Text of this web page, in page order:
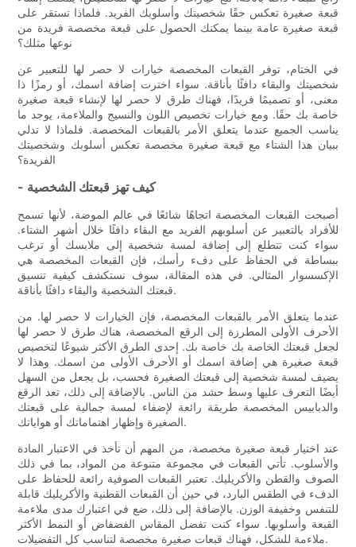
قبعة صغيرة تعكس حقًا شخصيتك وأسلوبك الفريد. فلماذا تستقر على
قبعة صغيرة عامة بينما يمكنك الحصول على قبعة مخصصة فريدة من
نوعها مثلك؟
في الختام، توفر القبعات المخصصة خيارات لا حصر لها للتعبير عن
شخصيتك والبقاء دافئًا بأناقة. سواء اخترت إضافة اسمك، أو رمزًا ذا
معنى، أو تصميمًا فريدًا، فهناك طرق لا حصر لها لإنشاء قبعة صغيرة
خاصة بك حقًا. ومع خيارات تخصيص اللون والنسيج والملاءمة، يوجد ما
يناسب الجميع عندما يتعلق الأمر بالقبعات المخصصة. فلماذا لا تدلي
ببيان هذا الشتاء مع قبعة صغيرة مخصصة تعكس أسلوبك وشخصيتك
الفريدة؟
- كيف تهز قبعتك الشخصية
أصبحت القبعات المخصصة اتجاهًا شائعًا في عالم الموضة، لأنها تسمح
للأفراد بالتعبير عن أسلوبهم الفريد مع البقاء دافئًا خلال أشهر الشتاء.
سواء كنت تتطلع إلى إضافة لمسة شخصية إلى ملابسك أو ترغب
ببساطة في الحفاظ على دفء رأسك، فإن القبعات المخصصة هي
الإكسسوار المثالي. في هذه المقالة، سوف نستكشف كيفية تنسيق
قبعتك الشخصية والبقاء دافئًا بأناقة.
عندما يتعلق الأمر بالقبعات المخصصة، فإن الخيارات لا حصر لها. من
الأحرف الأولى المطرزة إلى الرقع المخصصة، هناك طرق لا حصر لها
لجعل قبعتك الخاصة بك خاصة بك. إحدى الطرق الأكثر شيوعًا لتخصيص
قبعة صغيرة هي إضافة اسمك أو الأحرف الأولى من اسمك. وهذا لا
يضيف لمسة شخصية إلى قبعتك الصغيرة فحسب، بل يجعل من السهل
أيضًا التعرف عليها وسط حشد من الناس. بالإضافة إلى ذلك، تعد الرقع
والدبابيس المخصصة طريقة رائعة لإضفاء لمسة جمالية على قبعتك
الصغيرة وإظهار اهتماماتك أو هواياتك.
عند اختيار قبعة صغيرة مخصصة، من المهم أن تأخذ في الاعتبار المادة
والأسلوب. تأتي القبعات في مجموعة متنوعة من المواد، بما في ذلك
الصوف والقطن والأكريليك. تعتبر القبعات الصوفية رائعة للحفاظ على
الدفء في الطقس البارد، في حين أن القبعات القطنية والأكريليك قابلة
للتنفس وخفيفة الوزن. بالإضافة إلى ذلك، ضع في اعتبارك مدى ملاءمة
القبعة وأسلوبها. سواء كنت تفضل المقاس الفضفاض أو النمط الأكثر
ملاءمة للشكل، فهناك قبعات صغيرة مخصصة لتناسب كل التفضيلات.